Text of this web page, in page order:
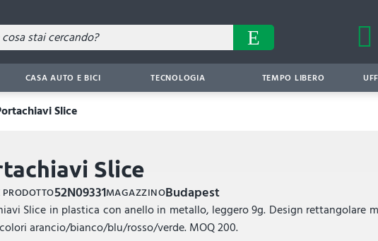
CASA AUTO E BICI TECNOLOGIA TEMPO LIBERO
Slice
Slice
52N09331MAGAZZINOBudapest
Slice in plastica con anello in metallo, leggero 9g. Design rettangolare
arancio/bianco/blu/rosso/verde. MOQ 200.